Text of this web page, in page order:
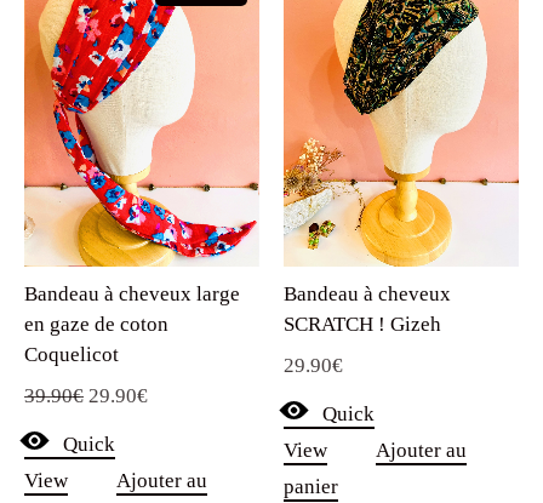
Bandeau à cheveux large
en gaze de coton
Coquelicot
39.90€ Le
prix
initial
29.90€Le
Quick
View
Ajouter au
Bandeau à cheveux
SCRATCH ! Gizeh
29.90€
Quick
View
Ajouter au
panier